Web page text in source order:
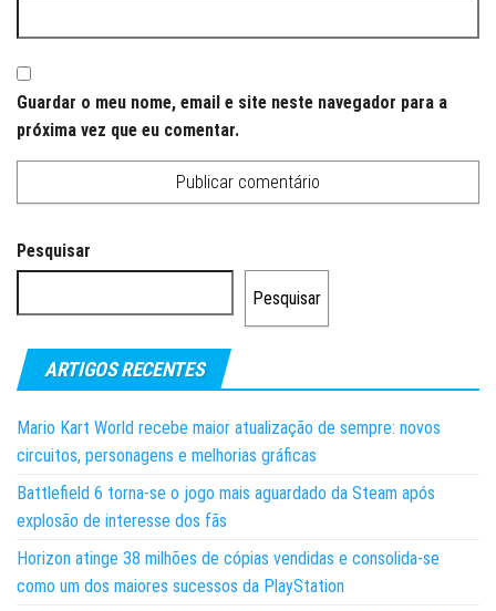
Guardar o meu nome, email e site neste navegador para a
próxima vez que eu comentar.
Pesquisar
Pesquisar
ARTIGOS RECENTES
Mario Kart World recebe maior atualização de sempre: novos
circuitos, personagens e melhorias gráficas
Battlefield 6 torna-se o jogo mais aguardado da Steam após
explosão de interesse dos fãs
Horizon atinge 38 milhões de cópias vendidas e consolida-se
como um dos maiores sucessos da PlayStation